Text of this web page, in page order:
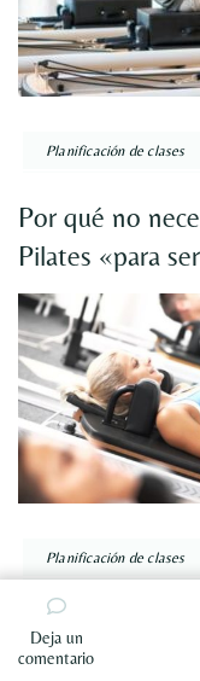
Deja un
comentarioen
Planificación de clases
Por qué no
Pilates «para
Planificación de clases
Cómo abordar
clase de Pilates